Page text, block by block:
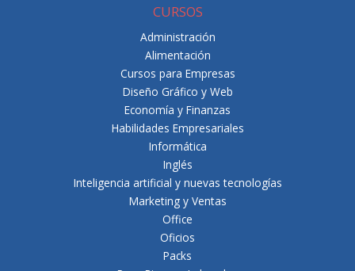
CURSOS
Administración
Alimentación
Cursos para Empresas
Diseño Gráfico y Web
Economía y Finanzas
Habilidades Empresariales
Informática
Inglés
Inteligencia artificial y nuevas tecnologías
Marketing y Ventas
Office
Oficios
Packs